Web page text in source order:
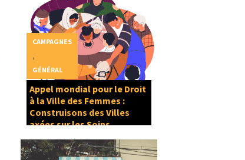
Appel mondial pour le Droit
à la Ville des Femmes :
Construisons des Villes
axées sur les Soins
CAMPAGNES
GÉNÉRAL